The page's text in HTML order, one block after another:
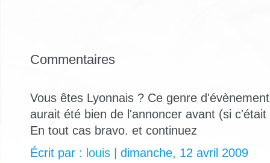
Commentaires
Vous êtes Lyonnais ? Ce genre
aurait été bien de l'annoncer avant (si
En tout cas bravo. et continuez
Écrit par : louis | dimanche, 12 avril 2009